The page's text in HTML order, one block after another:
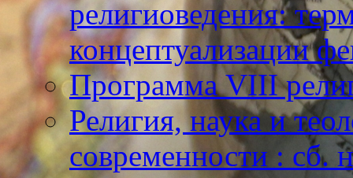
религиоведения:
концептуализации
Программа VIII
Религия, наука и
современности : сб.